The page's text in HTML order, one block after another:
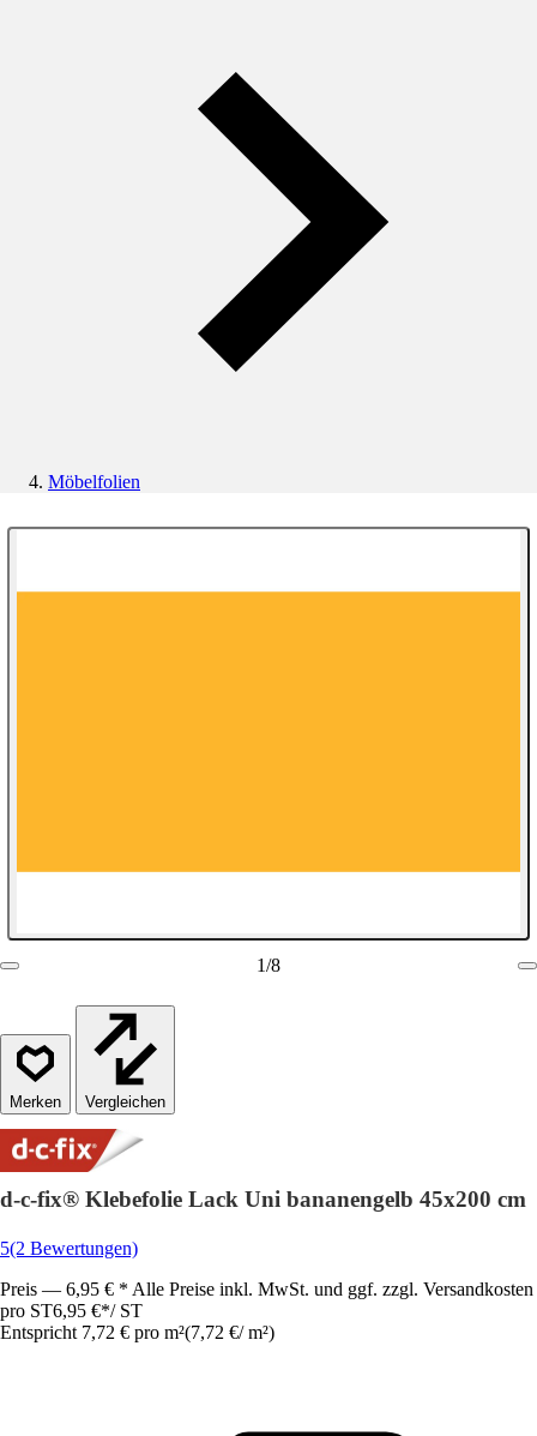
Möbelfolien
1/8
Vergleichen
d-c-fix® Klebefolie Lack Uni bananengelb 45x200 cm
5(2 Bewertungen)
Preis — 6,95 € * Alle Preise inkl. MwSt. und ggf. zzgl. Versandkosten
pro ST6,95 €*/ ST
Entspricht 7,72 € pro m²(7,72 €/ m²)